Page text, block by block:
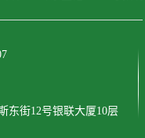
东街12号银联大厦10层